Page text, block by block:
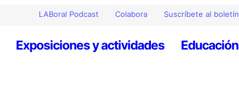
LABoral Podcast Colabora Suscríbete al boletín
Exposiciones y actividades Educación